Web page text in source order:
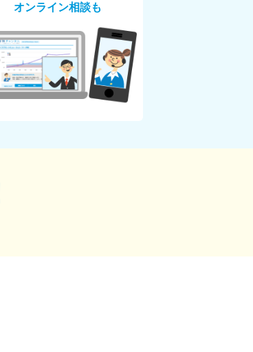
オンライン相談も